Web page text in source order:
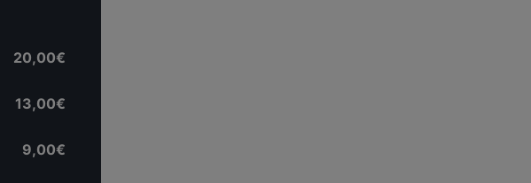
20,00€
13,00€
9,00€